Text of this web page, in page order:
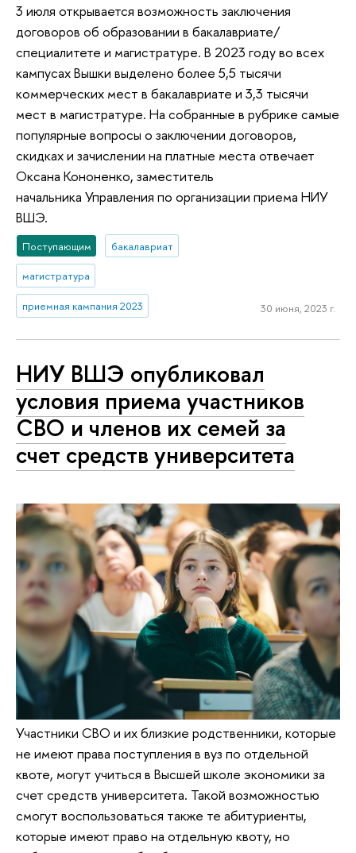
3 июля открывается возможность заключения
договоров об образовании в бакалавриате/
специалитете и магистратуре. В 2023 году во всех
кампусах Вышки выделено более 5,5 тысячи
коммерческих мест в бакалавриате и 3,3 тысячи
мест в магистратуре. На собранные в рубрике самые
популярные вопросы о заключении договоров,
скидках и зачислении на платные места отвечает
Оксана Кононенко, заместитель
начальника Управления по организации приема НИУ
ВШЭ.
Поступающим бакалавриат
магистратура
приемная кампания 2023 30 июня, 2023 г.
НИУ ВШЭ опубликовал
условия приема участников
СВО и членов их семей за
счет средств университета
Участники СВО и их близкие родственники, которые
не имеют права поступления в вуз по отдельной
квоте, могут учиться в Высшей школе экономики за
счет средств университета. Такой возможностью
смогут воспользоваться также те абитуриенты,
которые имеют право на отдельную квоту, но